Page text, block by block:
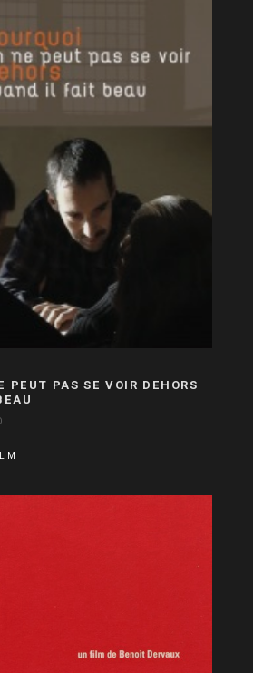
PEUT PAS SE VOIR DEHORS